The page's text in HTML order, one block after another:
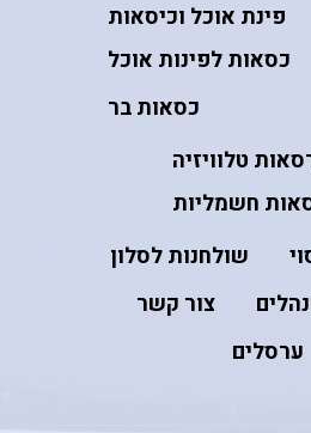
פינת אוכל וכיסאות
כסאות לפינות אוכל
כסאות בר
טלוויזיה
חשמליות
שולחנות לסלון
צור קשר
ערסלים